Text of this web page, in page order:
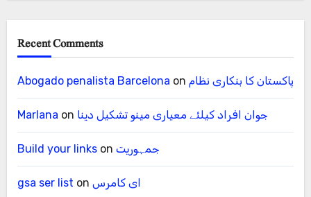
Recent Comments
Abogado penalista Barcelona on پاکستان کا بنکاری نظام
Marlana on جوان افراد کیلئے معیاری مینو تشکیل دینا
Build your linkson جمہوریت
gsa ser list on ای کامرس